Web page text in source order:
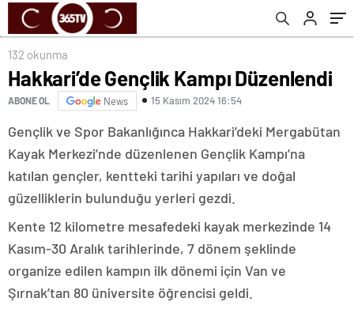
132 okunma
Hakkari’de Gençlik Kampı Düzenlendi
ABONE OL News 15 Kasım 2024 16:54
Gençlik ve Spor Bakanlığınca Hakkari’deki Mergabütan
Kayak Merkezi’nde düzenlenen Gençlik Kampı’na
katılan gençler, kentteki tarihi yapıları ve doğal
güzelliklerin bulunduğu yerleri gezdi.
Kente 12 kilometre mesafedeki kayak merkezinde 14
Kasım-30 Aralık tarihlerinde, 7 dönem şeklinde
organize edilen kampın ilk dönemi için Van ve
Şırnak’tan 80 üniversite öğrencisi geldi.